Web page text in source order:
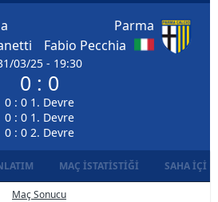
03/25 - 19:30
0 : 0
0 : 0 1. Devre
0 : 0 1. Devre
0 : 0 2. Devre
Parma
Fabio Pecchia
MAÇ İSTATISTIĞI SAHA İÇI
Maç Sonucu